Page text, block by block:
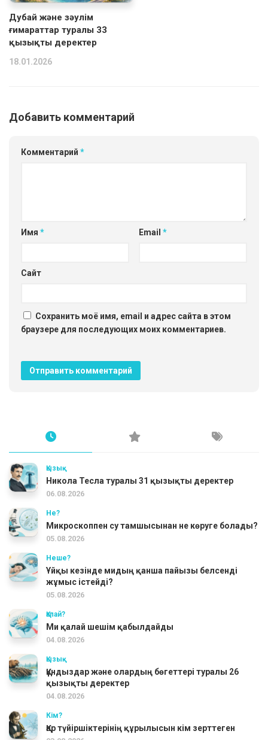
Дубай және зәулім
ғимараттар туралы 33
қызықты деректер
18.01.2026
Добавить комментарий
Комментарий *
Имя * Email *
Сайт
Сохранить моё имя, email и адрес сайта в этом
браузере для последующих моих комментариев.
Қызық
Никола Тесла туралы 31 қызықты деректер
06.08.2026
Не?
Микроскоппен су тамшысынан не көруге болады?
05.08.2026
Неше?
Ұйқы кезінде мидың қанша пайызы белсенді
жұмыс істейді?
05.08.2026
Қалай?
Ми қалай шешім қабылдайды
04.08.2026
Қызық
Құндыздар және олардың бөгеттері туралы 26
қызықты деректер
04.08.2026
Кім?
Қар түйіршіктерінің құрылысын кім зерттеген